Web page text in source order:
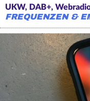
UKW, DAB+,
FREQUENZEN &